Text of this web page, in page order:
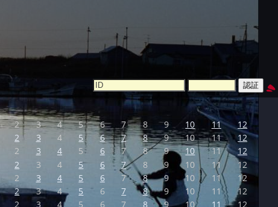
2 3 4 5 6 7 8 9 10 11 12
2 3 4 5 6 7 8 9 10 11 12
2 3 4 5 6 7 8 9 10 11 12
2 3 4 5 6 7 8 9 10 11 12
2 3 4 5 6 7 8 9 10 11 12
2 3 4 5 6 7 8 9 10 11 12
2 3 4 5 6 7 8 9 10 11 12